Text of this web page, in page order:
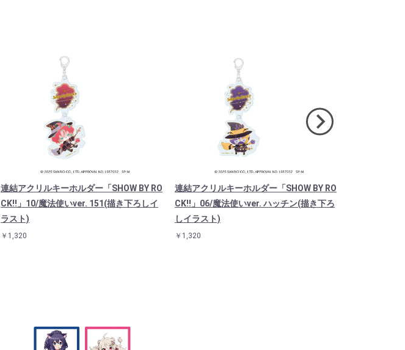
連結アクリルキーホルダー「SHOW BY RO
CK!!」10/魔法使いver. 151(描き下ろしイ
ラスト)
￥1,320
連結アクリルキーホルダー「SHOW BY RO
CK!!」06/魔法使いver. ハッチン(描き下ろ
しイラスト)
￥1,320